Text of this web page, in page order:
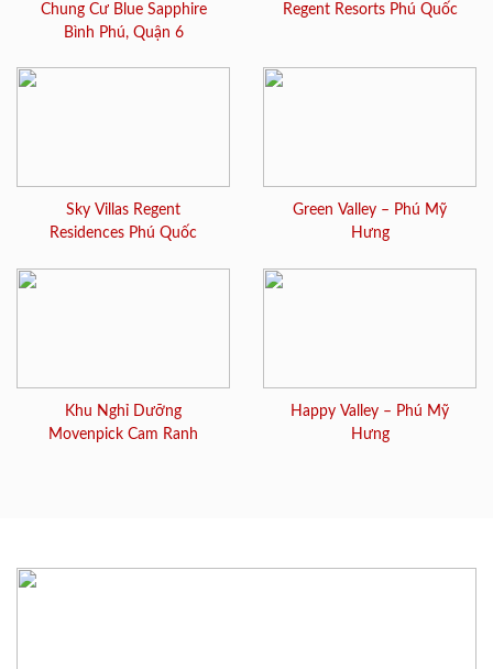
Chung Cư Blue Sapphire
Bình Phú, Quận 6
Regent Resorts Phú Quốc
Sky Villas Regent
Residences Phú Quốc
Green Valley – Phú Mỹ
Hưng
Khu Nghỉ Dưỡng
Movenpick Cam Ranh
Happy Valley – Phú Mỹ
Hưng